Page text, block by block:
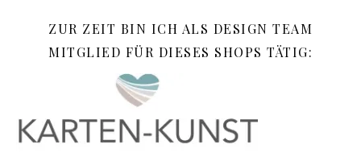
ZUR ZEIT BIN ICH ALS DESIGN TEAM
MITGLIED FÜR DIESES SHOPS TÄTIG: